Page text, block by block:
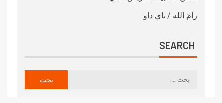
رامَ الله / باي داو
SEARCH